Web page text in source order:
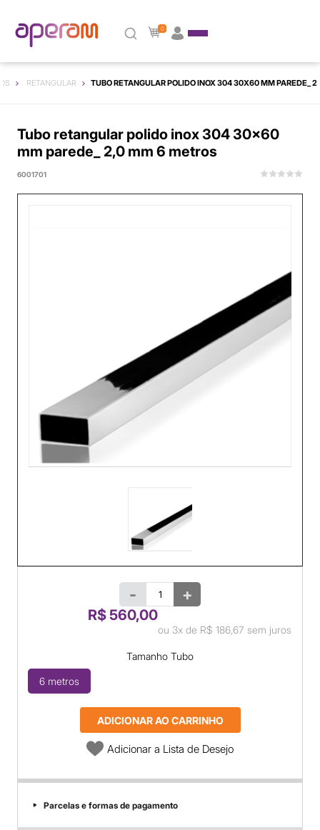
0
RETANGULAR TUBO RETANGULAR POLIDO INOX 304 30X60 MM PAREDE_
Tubo retangular polido inox 304 30x60
mm parede_ 2,0 mm 6 metros
6001701
- +
R$ 560,00
ou 3x de R$ 186,67 sem juros
Tamanho Tubo
6 metros
ADICIONAR AO CARRINHO
Adicionar a Lista de Desejo
Parcelas e formas de pagamento